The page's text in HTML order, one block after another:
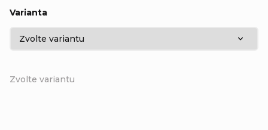
Zvolte variantu
Varianta